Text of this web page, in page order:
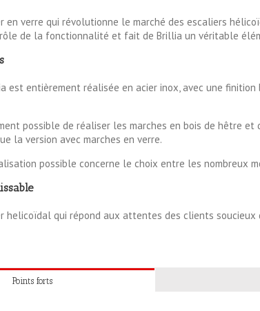
en verre qui révolutionne le marché des escaliers
de la fonctionnalité et fait de Brillia un véritable
est entièrement réalisée en acier inox, avec une
possible de réaliser les marches en bois de hêtre
la version avec marches en verre.
possible concerne le choix entre les nombreux
helicoïdal qui répond aux attentes des clients
Points forts